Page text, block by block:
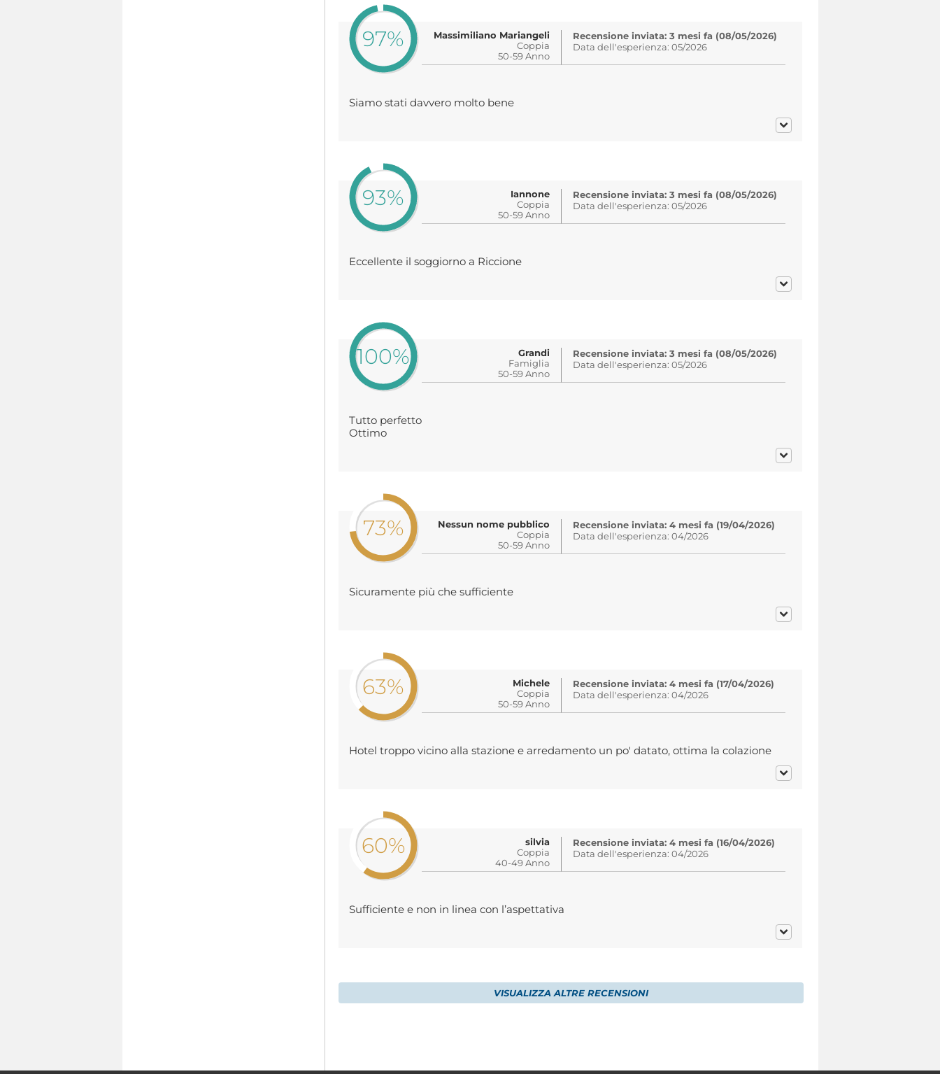
97%
Massimiliano Mariangeli
Coppia
50-59 Anno
Recensione inviata: 3 mesi fa (08/05/2026)
Data dell'esperienza: 05/2026
Siamo stati davvero molto bene
93%
Iannone
Coppia
50-59 Anno
Recensione inviata: 3 mesi fa (08/05/2026)
Data dell'esperienza: 05/2026
Eccellente il soggiorno a Riccione
100%
Grandi
Famiglia
50-59 Anno
Recensione inviata: 3 mesi fa (08/05/2026)
Data dell'esperienza: 05/2026
Tutto perfetto
Ottimo
73%
Nessun nome pubblico
Coppia
50-59 Anno
Recensione inviata: 4 mesi fa (19/04/2026)
Data dell'esperienza: 04/2026
Sicuramente più che sufficiente
63%
Michele
Coppia
50-59 Anno
Recensione inviata: 4 mesi fa (17/04/2026)
Data dell'esperienza: 04/2026
Hotel troppo vicino alla stazione e arredamento un po' datato, ottima la colazione
60%
silvia
Coppia
40-49 Anno
Recensione inviata: 4 mesi fa (16/04/2026)
Data dell'esperienza: 04/2026
Sufficiente e non in linea con l’aspettativa
VISUALIZZA ALTRE RECENSIONI